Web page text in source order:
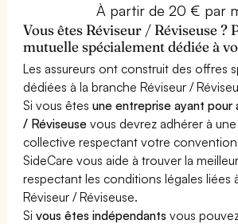
À partir de 20 € par
Vous êtes Réviseur / Réviseuse ?
mutuelle spécialement dédiée à
Les assureurs ont construit des offres
dédiées à la branche Réviseur /
Si vous êtesune entreprise ayant pour
/ Réviseuse vous devrez adhérer à
collective respectant votre
SideCare vous aide à trouver la
respectant les conditions légales liées
Réviseur / Réviseuse.
Sivous êtes indépendants vous